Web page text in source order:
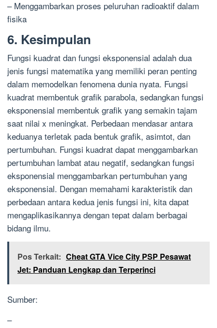
– Menggambarkan proses peluruhan radioaktif dalam
fisika
6. Kesimpulan
Fungsi kuadrat dan fungsi eksponensial adalah dua
jenis fungsi matematika yang memiliki peran penting
dalam memodelkan fenomena dunia nyata. Fungsi
kuadrat membentuk grafik parabola, sedangkan fungsi
eksponensial membentuk grafik yang semakin tajam
saat nilai x meningkat. Perbedaan mendasar antara
keduanya terletak pada bentuk grafik, asimtot, dan
pertumbuhan. Fungsi kuadrat dapat menggambarkan
pertumbuhan lambat atau negatif, sedangkan fungsi
eksponensial menggambarkan pertumbuhan yang
eksponensial. Dengan memahami karakteristik dan
perbedaan antara kedua jenis fungsi ini, kita dapat
mengaplikasikannya dengan tepat dalam berbagai
bidang ilmu.
Pos Terkait: Cheat GTA Vice City PSP Pesawat
Jet: Panduan Lengkap dan Terperinci
Sumber:
–